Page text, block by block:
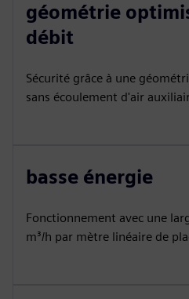
géométrie
débit
Sécurité grâce à une
sans écoulement d'air
basse énergie
Fonctionnement avec une
m³/h par mètre linéaire de